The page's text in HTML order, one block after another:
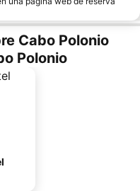
Cabo Polonio
Polonio